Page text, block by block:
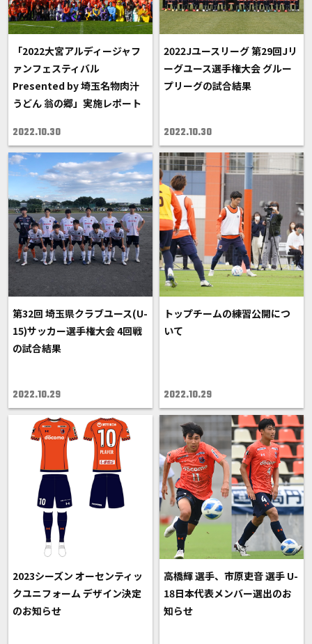
「2022大宮アルディージャフ
ァンフェスティバル
Presented by 埼玉名物肉汁
うどん 翁の郷」実施レポート
2022.10.30
2022Jユースリーグ 第29回Jリ
ーグユース選手権大会 グルー
プリーグの試合結果
2022.10.30
第32回 埼玉県クラブユース(U-
15)サッカー選手権大会 4回戦
の試合結果
2022.10.29
トップチームの練習公開につ
いて
2022.10.29
2023シーズン オーセンティッ
クユニフォーム デザイン決定
のお知らせ
高橋輝 選手、市原吏音 選手 U-
18日本代表メンバー選出のお
知らせ